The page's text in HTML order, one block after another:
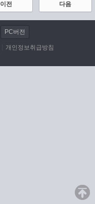
이전 다음
PC버전
개인정보취급방침